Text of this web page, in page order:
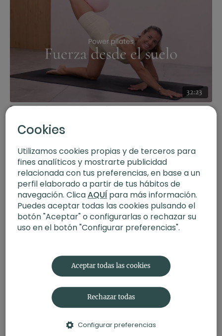
32:23
Fuerza desde el suelo. Power pilates
Cookies
Utilizamos cookies propias y de terceros para
fines analíticos y mostrarte publicidad
relacionada con tus preferencias, en base a un
perfil elaborado a partir de tus hábitos de
navegación. ClicaAQUÍpara más información.
Puedes aceptar todas las cookies pulsando el
botón "Aceptar" o configurarlas o rechazar su
uso en el botón "Configurar preferencias".
Aceptar todas las cookies
Rechazar todas
Configurar preferencias